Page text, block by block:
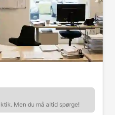
Men du må altid spørge!